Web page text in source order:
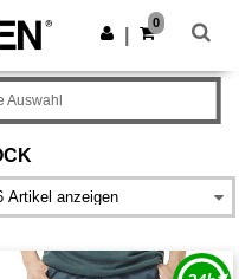
App holen
0
Auswahl